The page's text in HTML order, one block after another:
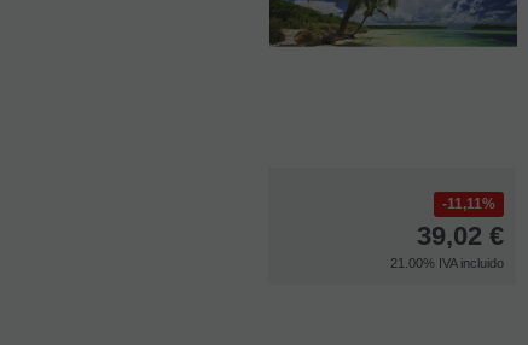
11,11%
39,02 €
21.00% IVA incluido